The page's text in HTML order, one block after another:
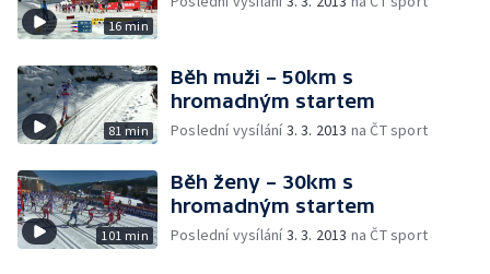
16 min
81 min
Běh muži – 50km s
hromadným startem
Poslední vysílání3. 3. 2013 na ČT sport
101 min
Běh ženy – 30km s
hromadným startem
Poslední vysílání3. 3. 2013 na ČT sport